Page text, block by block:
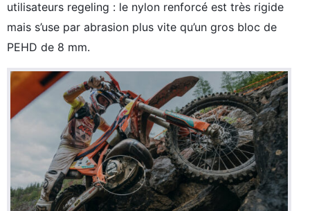
utilisateurs regeling : le nylon renforcé est très rigide
mais s’use par abrasion plus vite qu’un gros bloc de
PEHD de 8 mm.